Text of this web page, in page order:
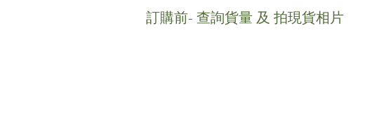
訂購前- 查詢貨量 及 拍現貨相片